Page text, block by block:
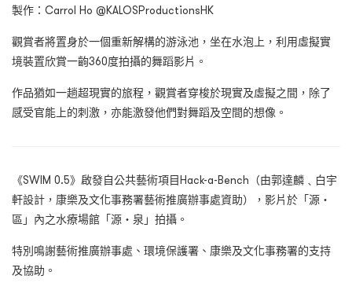
製作：Carrol Ho @KALOSProductionsHK
觀賞者將置身於一個重新解構的游泳池，坐在水泡上，利用虛擬實
境裝置欣賞一齣360度拍攝的舞蹈影片。
作品猶如一趟超現實的旅程，觀賞者穿梭於現實及虛擬之間，除了
感受官能上的刺激，亦能激發他們對舞蹈及空間的想像。
《SWIM 0.5》啟發自公共藝術項目Hack-a-Bench（由郭達麟﹑白宇
軒設計，康樂及文化事務署藝術推廣辦事處資助），影片於「源‧
區」內之水療場館「源‧泉」拍攝。
特別鳴謝藝術推廣辦事處、環境保護署、康樂及文化事務署的支持
及協助。